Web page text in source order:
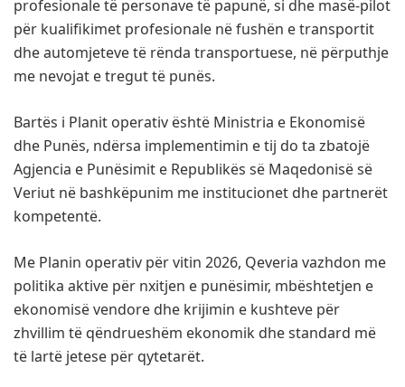
profesionale të personave të papunë, si dhe masë-pilot
për kualifikimet profesionale në fushën e transportit
dhe automjeteve të rënda transportuese, në përputhje
me nevojat e tregut të punës.
Bartës i Planit operativ është Ministria e Ekonomisë
dhe Punës, ndërsa implementimin e tij do ta zbatojë
Agjencia e Punësimit e Republikës së Maqedonisë së
Veriut në bashkëpunim me institucionet dhe partnerët
kompetentë.
Me Planin operativ për vitin 2026, Qeveria vazhdon me
politika aktive për nxitjen e punësimir, mbështetjen e
ekonomisë vendore dhe krijimin e kushteve për
zhvillim të qëndrueshëm ekonomik dhe standard më
të lartë jetese për qytetarët.